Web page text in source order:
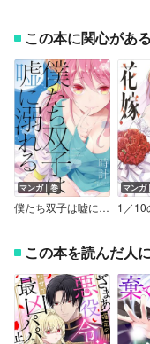
この本に関心があ
マンガ｜巻
僕たち双子は嘘に溺れる
マンガ
1／10
この本を読んだ人